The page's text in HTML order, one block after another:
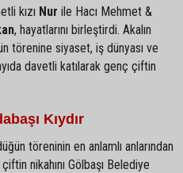
kızı Nur ile Hacı Mehmet &
, hayatlarını birleştirdi. Akalın
törenine siyaset, iş dünyası ve
davetli katılarak genç çiftin
Kıydır
töreninin en anlamlı anlarından
nikahını Gölbaşı Belediye